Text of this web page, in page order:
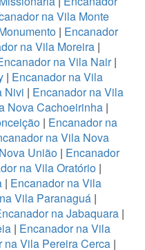
na Vila Monte
| Encanador
na Vila Moreira|
na Vila Nair|
| Encanador na Vila
Nivi | Encanador na Vila
Nova Cachoeirinha |
| Encanador na
na Vila Nova
União | Encanador
na Vila Oratório |
| Encanador na Vila
Vila Paranaguá|
na Jabaquara |
| Encanador na Vila
na Vila Pereira Cerca|